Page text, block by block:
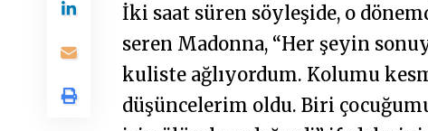
İki saat süren söyleşide, o
seren Madonna, “Her şeyin
kuliste ağlıyordum. Kolumu
düşüncelerim oldu. Biri